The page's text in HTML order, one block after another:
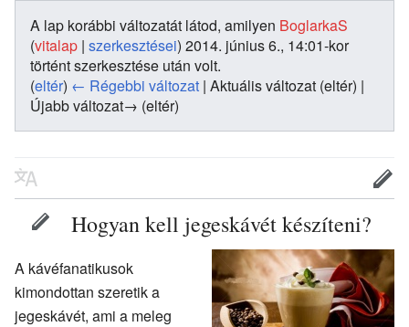
A lap korábbi változatát látod, amilyen BoglarkaS
(vitalap | szerkesztései) 2014. június 6., 14:01-kor
történt szerkesztése után volt.
(eltér) ← Régebbi változat | Aktuális változat (eltér) |
Újabb változat→ (eltér)
Hogyan kell jegeskávét készíteni?
A kávéfanatikusok
kimondottan szeretik a
jegeskávét, ami a meleg